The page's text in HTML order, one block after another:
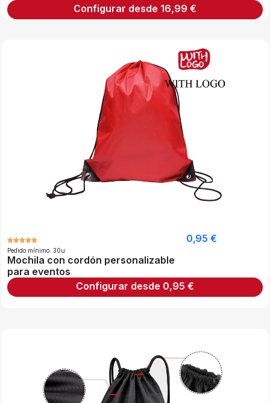
Configurar desde 16,99 €
Pedido mínimo: 30u
Mochila con cordón personalizable
para eventos
0,95 €
Configurar desde 0,95 €